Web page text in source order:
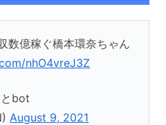
数億稼ぐ橋本環奈ちゃん
nhO4vreJ3Z
bot
August 9, 2021